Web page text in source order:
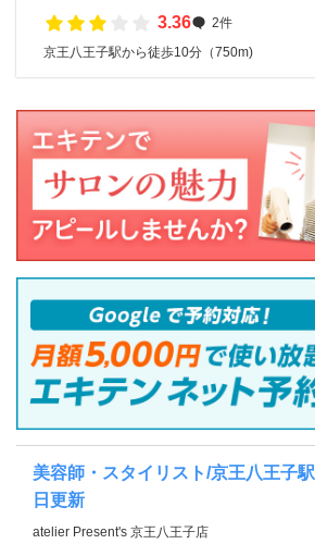
3.36
2件
京王八王子駅から徒歩10分（750m)
美容師・スタイリスト/京王八王子
日更新
atelier Present's 京王八王子店